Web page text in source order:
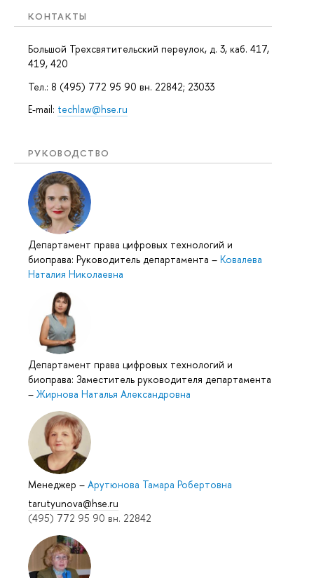
КОНТАКТЫ
Большой Трехсвятительский переулок, д. 3, каб. 417,
419, 420
Тел.: 8 (495) 772 95 90 вн. 22842; 23033
E-mail: techlaw@hse.ru
РУКОВОДСТВО
Департамент права цифровых технологий и
биоправа: Руководитель департамента – Ковалева
Наталия Николаевна
Департамент права цифровых технологий и
биоправа: Заместитель руководителя департамента
– Жирнова Наталья Александровна
Менеджер – Арутюнова Тамара Робертовна
tarutyunova@hse.ru
(495) 772 95 90 вн. 22842